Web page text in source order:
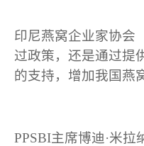
印尼燕窝企业家协会
过政策，还是通过提
的支持，增加我国燕
PPSBI主席博迪·米拉